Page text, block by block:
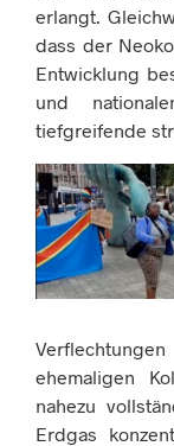
erlangt.
dass der
Entwicklung
und
tiefgreifende
ehemaligen
nahezu
Erdgas